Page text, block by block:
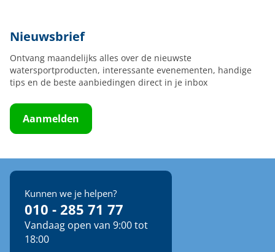
Nieuwsbrief
Ontvang maandelijks alles over de nieuwste
watersportproducten, interessante evenementen, handige
tips en de beste aanbiedingen direct in je inbox
Aanmelden
Kunnen we je helpen?
010 - 285 71 77
Vandaag open van 9:00 tot
18:00